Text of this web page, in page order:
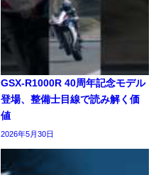
GSX-R1000R 40周年記念モデル
登場、整備士目線で読み解く価
値
2026年5月30日